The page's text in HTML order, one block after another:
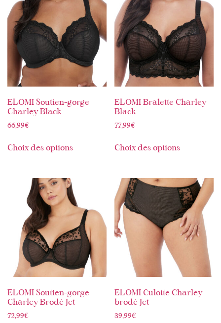
ELOMI Soutien-gorge
Charley Black
66,99€
Choix des options
ELOMI Bralette Charley
Black
77,99€
Choix des options
ELOMI Soutien-gorge
Charley Brodé Jet
72,99€
ELOMI Culotte Charley
brodé Jet
39,99€